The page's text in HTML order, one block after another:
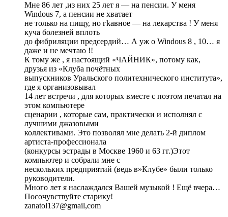
Мне 86 лет ,из них 25 лет я — на пенсии. У меня
Windous 7, а пенсии не хватает
не только на пищу, но гkавное — на лекарства ! У меня
куча болезней вплоть
до фибриляции предсердий… А уж о Windous 8 , 10… я
даже и не мечтаю !!
К тому же , я настоящий «ЧАЙНИК», потому как,
друзья из «Клуба почётных
выпускников Уральского политехнического института»,
где я организовывал
14 лет встречи , для которых вместе с поэтом печатал на
этом компьютере
сценарии , которые сам, практически и исполнял с
лучшими джазовыми
коллективами. Это позволял мне делать 2-й диплом
артиста-профессионала
(конкурсы эстрады в Москве 1960 и 63 гг.)Этот
компьютер и собрали мне с
нескольких предприятий (ведь в»Клубе» были только
руководители.
Много лет я наслаждался Вашей музыкой ! Ещё вчера…
Посочувствуйте старику!
zanatol137@gmail,com